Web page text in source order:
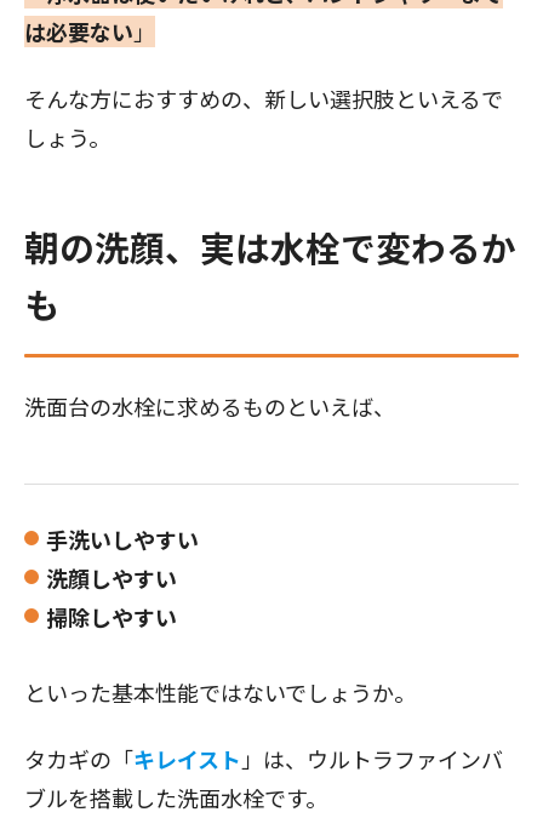
は必要ない 」
そんな方におすすめの、新しい選択肢といえるで
しょう。
朝の洗顔、実は水栓で変わるか
も
洗面台の水栓に求めるものといえば、
手洗いしやすい
洗顔しやすい
掃除しやすい
といった基本性能ではないでしょうか。
タカギの「キレイスト」は、ウルトラファインバ
ブルを搭載した洗面水栓です。